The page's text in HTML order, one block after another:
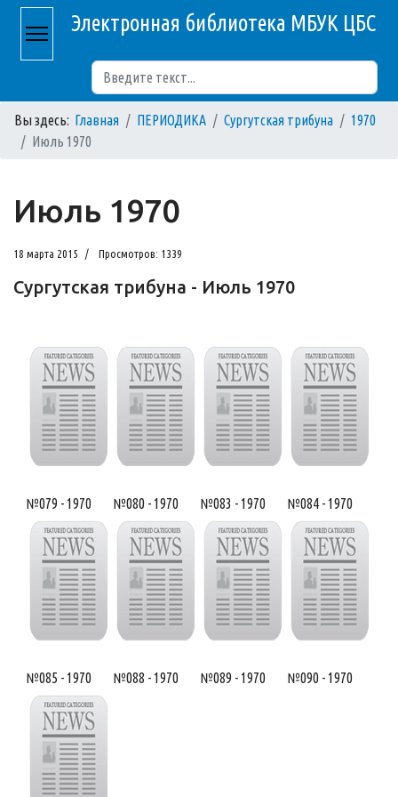
Электронная библиотека МБУК ЦБС
Вы здесь: Главная ПЕРИОДИКА Сургутская трибуна
1970
Июль 1970
Июль 1970
18 марта 2015 Просмотров: 1339
Сургутская трибуна - Июль 1970
№079 - 1970 №080 - 1970 №083 - 1970 №084 - 1970
№085 - 1970 №088 - 1970 №089 - 1970 №090 - 1970